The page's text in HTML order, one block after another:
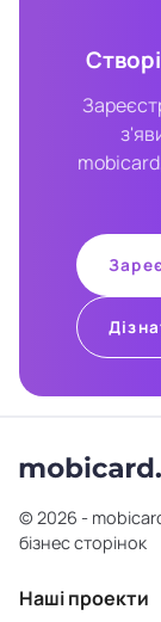
© 2026 -
бізнес сторінок
Наші проекти